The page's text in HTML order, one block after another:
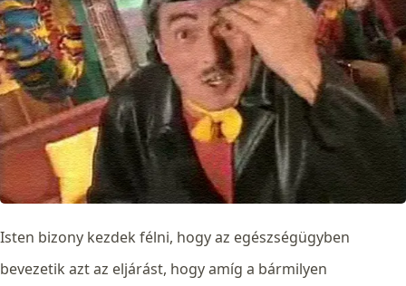
Isten bizony kezdek félni, hogy az egészségügyben
bevezetik azt az eljárást, hogy amíg a bármilyen